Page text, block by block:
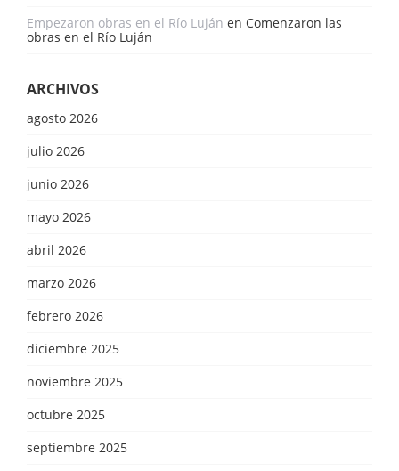
Empezaron obras en el Río Luján en Comenzaron las
obras en el Río Luján
ARCHIVOS
agosto 2026
julio 2026
junio 2026
mayo 2026
abril 2026
marzo 2026
febrero 2026
diciembre 2025
noviembre 2025
octubre 2025
septiembre 2025